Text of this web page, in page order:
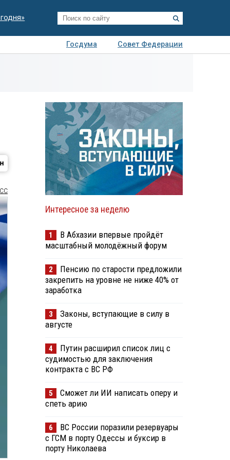
Госдума
Совет Федерации
Интересное за неделю
1
В Абхазии впервые пройдёт
масштабный молодёжный форум
2
Пенсию по старости предложили
закрепить на уровне не ниже 40% от
заработка
3
Законы, вступающие в силу в
августе
4
Путин расширил список лиц с
судимостью для заключения
контракта с ВС РФ
5
Сможет ли ИИ написать оперу и
спеть арию
6
ВС России поразили резервуары
с ГСМ в порту Одессы и буксир в
порту Николаева